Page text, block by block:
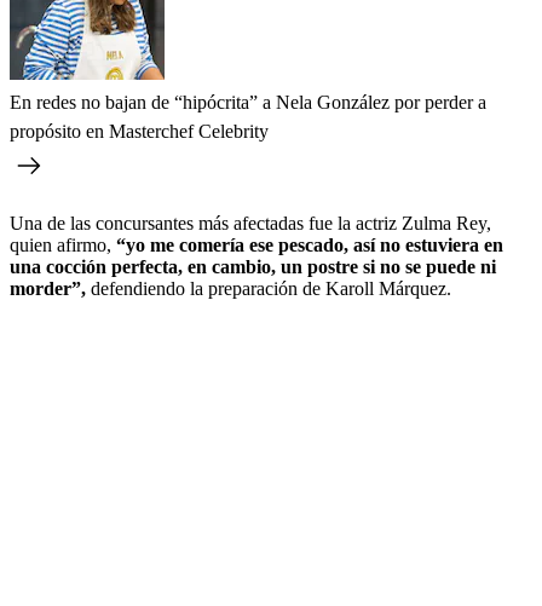
En redes no bajan de “hipócrita” a Nela González por perder a
propósito en Masterchef Celebrity
Una de las concursantes más afectadas fue la actriz Zulma Rey,
quien afirmo, “yo me comería ese pescado, así no estuviera en
una cocción perfecta, en cambio, un postre si no se puede ni
morder”, defendiendo la preparación de Karoll Márquez.